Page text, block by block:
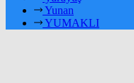
Yunan
YUMAKLI